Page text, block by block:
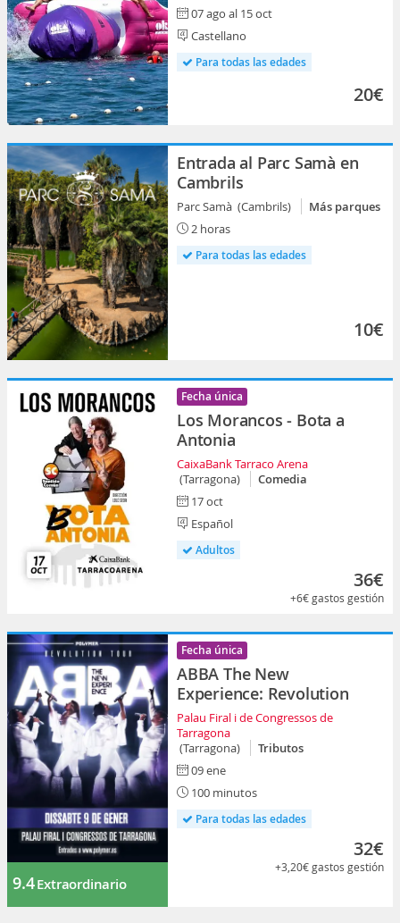
07 ago al 15 oct
Castellano
Para todas las edades
20€
Entrada al Parc Samà en
Cambrils
Parc Samà (Cambrils)
Más parques
2 horas
Para todas las edades
10€
Fecha única
Los Morancos - Bota a
Antonia
CaixaBank Tarraco Arena
(Tarragona)
Comedia
17 oct
Español
Adultos
36€
+6€gastos gestión
9.4Extraordinario
Fecha única
ABBA The New
Experience: Revolution
Palau Firal i de Congressos de
Tarragona
(Tarragona)
Tributos
09 ene
100 minutos
Para todas las edades
32€
+3,20€gastos gestión